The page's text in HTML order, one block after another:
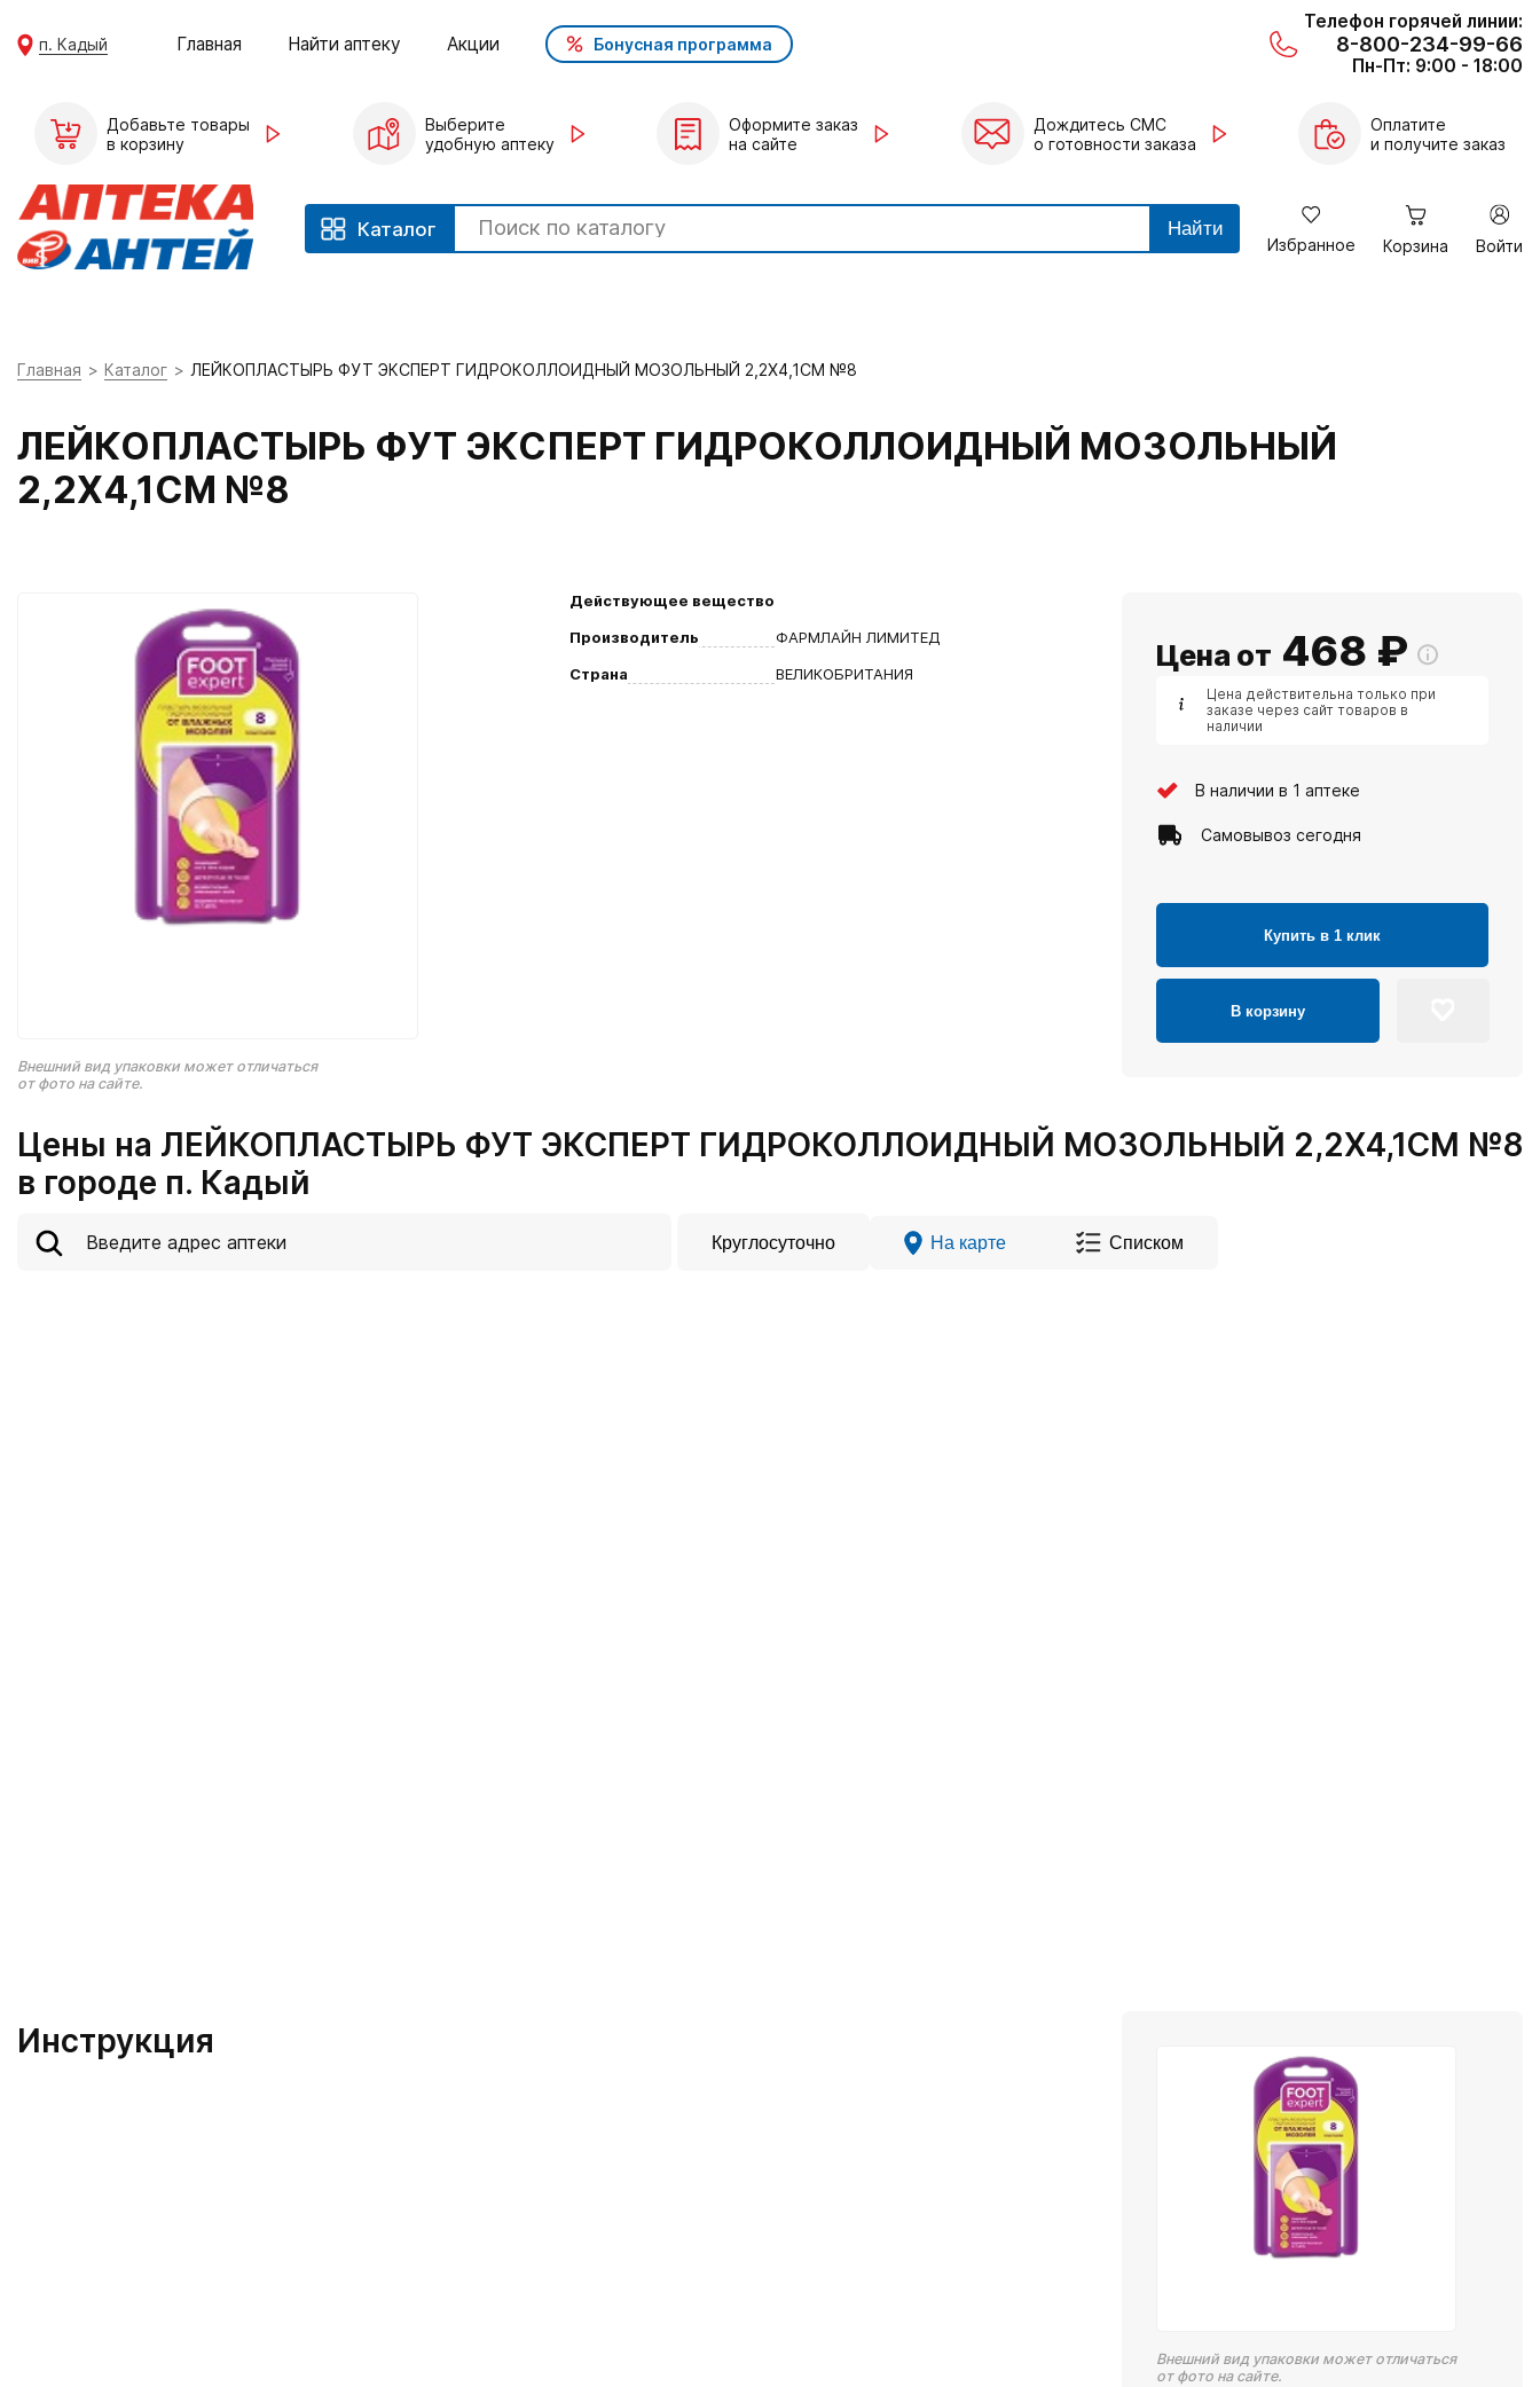
п. Кадый Главная Найти аптеку Акции Бонусная программа
Телефон горячей линии:
8-800-234-99-66
Пн-Пт: 9:00 - 18:00
Добавьте товары
в корзину
Выберите
удобную аптеку
Оформите заказ
на сайте
Дождитесь СМС
о готовности заказа
Оплатите
и получите заказ
Каталог Найти
Избранное Корзина Войти
Главная Каталог ЛЕЙКОПЛАСТЫРЬ ФУТ ЭКСПЕРТ ГИДРОКОЛЛОИДНЫЙ МОЗОЛЬНЫЙ 2,2Х4,1СМ №8
ЛЕЙКОПЛАСТЫРЬ ФУТ ЭКСПЕРТ ГИДРОКОЛЛОИДНЫЙ МОЗОЛЬНЫЙ
2,2Х4,1СМ №8
Внешний вид упаковки может отличаться
от фото на сайте.
Действующее вещество
Производитель
ФАРМЛАЙН ЛИМИТЕД
Страна
ВЕЛИКОБРИТАНИЯ
Цена от 468 ₽
Цена действительна только при
заказе через сайт товаров в
наличии
В наличии в 1 аптеке
Самовывоз сегодня
Купить в 1 клик
В корзину
Цены на ЛЕЙКОПЛАСТЫРЬ ФУТ ЭКСПЕРТ ГИДРОКОЛЛОИДНЫЙ МОЗОЛЬНЫЙ 2,2Х4,1СМ №8
в городе п. Кадый
Круглосуточно На карте Списком
Инструкция
Внешний вид упаковки может отличаться
от фото на сайте.